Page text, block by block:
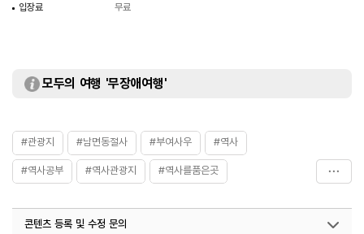
입장료
무료
모두의 여행 '무장애여행'
#관광지 #남면동절사 #부여사우 #역사
#역사공부 #역사관광지 #역사를품은곳
#역사유적 #역사유적지
콘텐츠 등록 및 수정 문의